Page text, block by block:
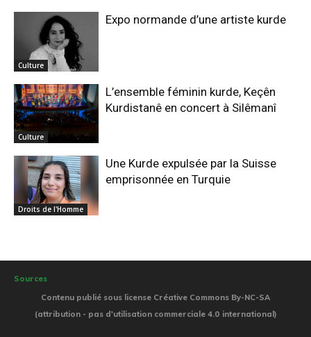
Culture
Expo normande d’une artiste kurde
Culture
L’ensemble féminin kurde, Keçên
Kurdistanê en concert à Silêmanî
Droits de l'Homme
Une Kurde expulsée par la Suisse
emprisonnée en Turquie
Sources
Contenu publié sous license Créative Commons By-NC-SA
(attribution - pas d'utilisation commerciale 4.0 international)